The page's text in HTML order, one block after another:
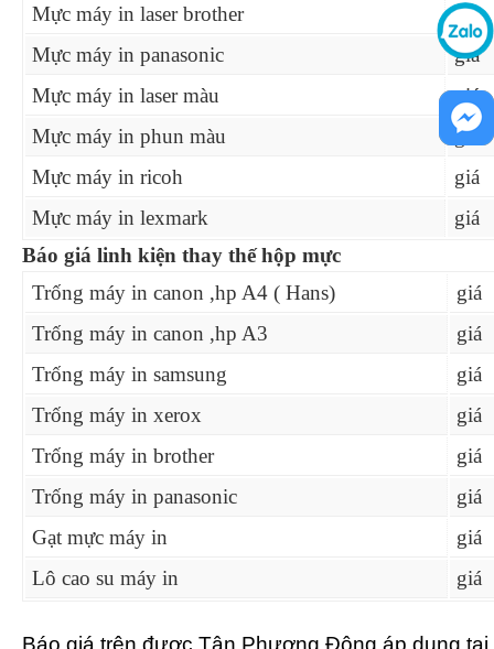
Mực máy in laser brother
giá
Mực máy in panasonic
giá
Mực máy in laser màu
giá
Mực máy in phun màu
giá
Mực máy in ricoh
giá
Mực máy in lexmark
giá
Báo giá linh kiện thay thế hộp mực
Trống máy in canon ,hp A4 ( Hans)
giá
Trống máy in canon ,hp A3
giá
Trống máy in samsung
giá
Trống máy in xerox
giá
Trống máy in brother
giá
Trống máy in panasonic
giá
Gạt mực máy in
giá
Lô cao su máy in
giá
Báo giá trên được Tân Phương Đông áp dụng tại